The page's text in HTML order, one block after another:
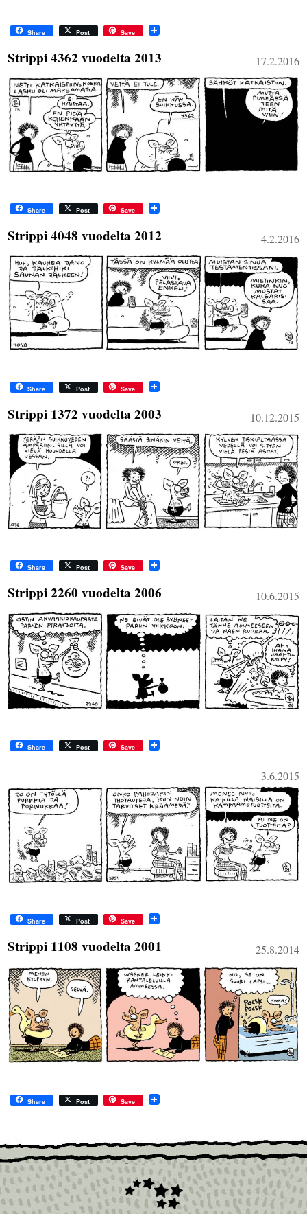
Share Post Save
17.2.2016
Strippi 4362 vuodelta 2013
Share Post Save
4.2.2016
Strippi 4048 vuodelta 2012
Share Post Save
10.12.2015
Strippi 1372 vuodelta 2003
Share Post Save
10.6.2015
Strippi 2260 vuodelta 2006
Share Post Save
3.6.2015
Share Post Save
25.8.2014
Strippi 1108 vuodelta 2001
Share Post Save